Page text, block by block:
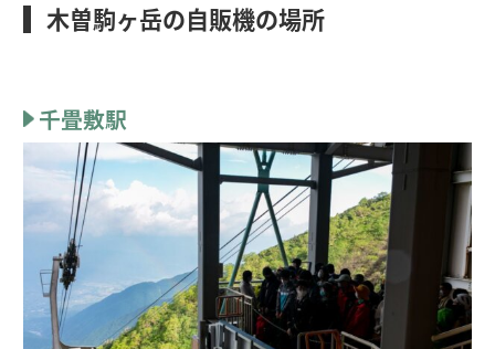
木曽駒ヶ岳の自販機の場所
千畳敷駅